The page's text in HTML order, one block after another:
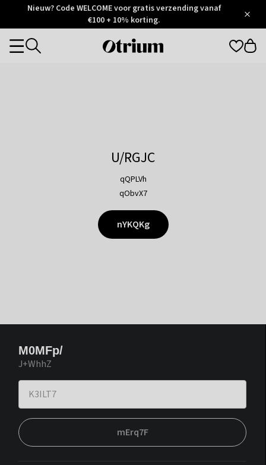
Otrium
Trustpilot
Nieuw? Code WELCOME voor gratis verzending vanaf
€100 + 10% korting.
Otrium
Categories
U/RGJC
qQPLVh
qObvX7
nYKQKg
M0MFp/
J+WhhZ
mErq7F